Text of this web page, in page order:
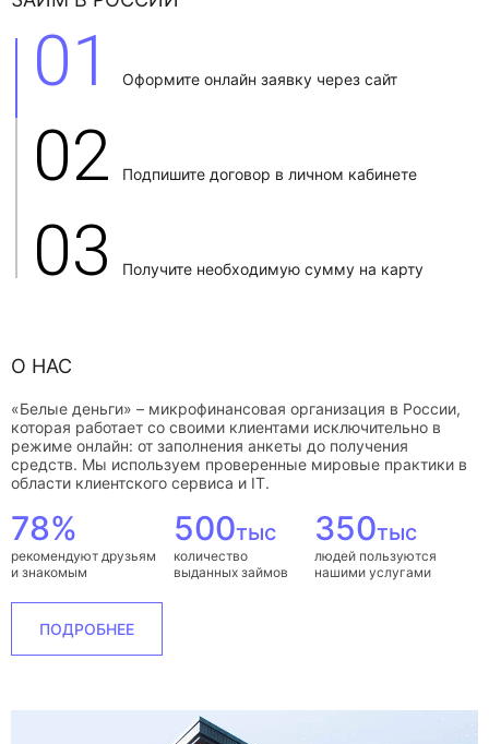
01 Оформите онлайн заявку через сайт
02 Подпишите договор в личном кабинете
03 Получите необходимую сумму на карту
О НАС
«Белые деньги» – микрофинансовая организация в России,
которая работает со своими клиентами исключительно в
режиме онлайн: от заполнения анкеты до получения
средств. Мы используем проверенные мировые практики в
области клиентского сервиса и IT.
78%
рекомендуют друзьям
и знакомым
500тыс
количество
выданных займов
350тыс
людей пользуются
нашими услугами
ПОДРОБНЕЕ